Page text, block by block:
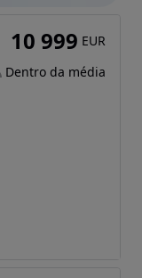
10 999 EUR
Dentro da média